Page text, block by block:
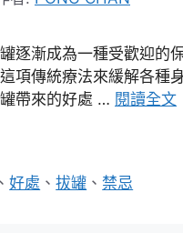
逐漸成為一種受歡迎的
項傳統療法來緩解各種
帶來的好處 … 閱讀全文
、好處 、拔罐 、禁忌